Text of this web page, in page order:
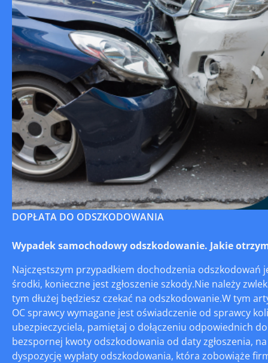
DOPŁATA DO ODSZKODOWANIA
Wypadek samochodowy odszkodowanie. Jakie
Najczęstszym przypadkiem dochodzenia odszkodowań
środki, konieczne jest zgłoszenie szkody.Nie należy
tym dłużej będziesz czekać na odszkodowanie.W tym
OC sprawcy wymagane jest oświadczenie od sprawcy
ubezpieczyciela, pamiętaj o dołączeniu odpowiednich
bezspornej kwoty odszkodowania od daty zgłoszenia,
dyspozycję wypłaty odszkodowania, która zobowiąże